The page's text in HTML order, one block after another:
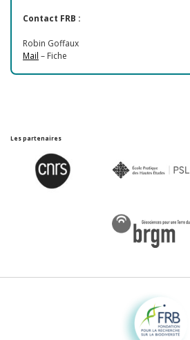
Contact FRB :
Robin Goffaux
Mail – Fiche
Les partenaires
Fondation pour la recherche sur la biodiversité